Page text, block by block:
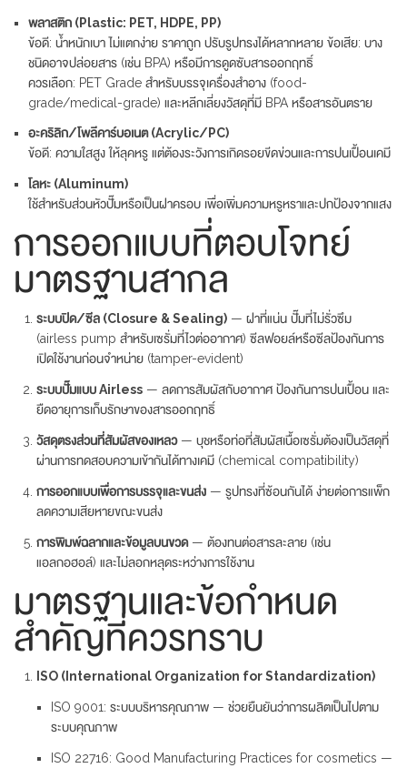
พลาสติก (Plastic: PET, HDPE, PP)
ข้อดี: น้ำหนักเบา ไม่แตกง่าย ราคาถูก ปรับรูปทรงได้หลากหลาย ข้อเสีย: บาง
ชนิดอาจปล่อยสาร (เช่น BPA) หรือมีการดูดซับสารออกฤทธิ์
ควรเลือก: PET Grade สำหรับบรรจุเครื่องสำอาง (food-
grade/medical-grade) และหลีกเลี่ยงวัสดุที่มี BPA หรือสารอันตราย
อะคริลิก/โพลีคาร์บอเนต (Acrylic/PC)
ข้อดี: ความใสสูง ให้ลุคหรู แต่ต้องระวังการเกิดรอยขีดข่วนและการปนเปื้อนเคมี
โลหะ (Aluminum)
ใช้สำหรับส่วนหัวปั๊มหรือเป็นฝาครอบ เพื่อเพิ่มความหรูหราและปกป้องจากแสง
การออกแบบที่ตอบโจทย์
มาตรฐานสากล
ระบบปิด/ซีล (Closure & Sealing) — ฝาที่แน่น ปั๊มที่ไม่รั่วซึม
(airless pump สำหรับเซรั่มที่ไวต่ออากาศ) ซีลฟอยล์หรือซีลป้องกันการ
เปิดใช้งานก่อนจำหน่าย (tamper-evident)
ระบบปั๊มแบบ Airless — ลดการสัมผัสกับอากาศ ป้องกันการปนเปื้อน และ
ยืดอายุการเก็บรักษาของสารออกฤทธิ์
วัสดุตรงส่วนที่สัมผัสของเหลว— บุชหรือท่อที่สัมผัสเนื้อเซรั่มต้องเป็นวัสดุที่
ผ่านการทดสอบความเข้ากันได้ทางเคมี (chemical compatibility)
การออกแบบเพื่อการบรรจุและขนส่ง — รูปทรงที่ซ้อนกันได้ ง่ายต่อการแพ็ก
ลดความเสียหายขณะขนส่ง
การพิมพ์ฉลากและข้อมูลบนขวด— ต้องทนต่อสารละลาย (เช่น
แอลกอฮอล์) และไม่ลอกหลุดระหว่างการใช้งาน
มาตรฐานและข้อกำหนด
สำคัญที่ควรทราบ
ISO (International Organization for Standardization)
ISO 9001: ระบบบริหารคุณภาพ — ช่วยยืนยันว่าการผลิตเป็นไปตาม
ระบบคุณภาพ
ISO 22716: Good Manufacturing Practices for cosmetics —